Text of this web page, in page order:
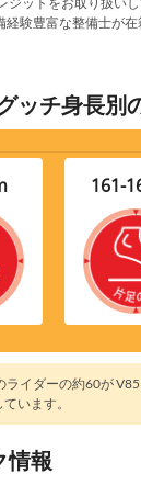
経験豊富な整備士が
ッチ身長別
161-
イダーの約60が V85
います。
情報